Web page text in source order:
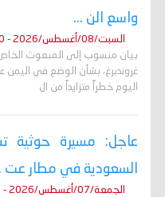
واسع الن ...
السبت/08/أغسطس/2026 - 12:10 ص
بيان منسوب إلى المبعوث الخاص
اليوم خطراً متزايداً من ال
عاجل: مسيرة حوثية
السعودية في مطار عت
الجمعة/07/أغسطس/2026 - 10:43 م